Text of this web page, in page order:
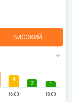
ВИСОКИЙ
4
16:00
2 1
18:00